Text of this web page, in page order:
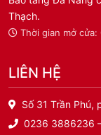
Thạch.
Thời gian mở cửa:
LIÊN HỆ
Số 31 Trần Phú,
0236 3886236